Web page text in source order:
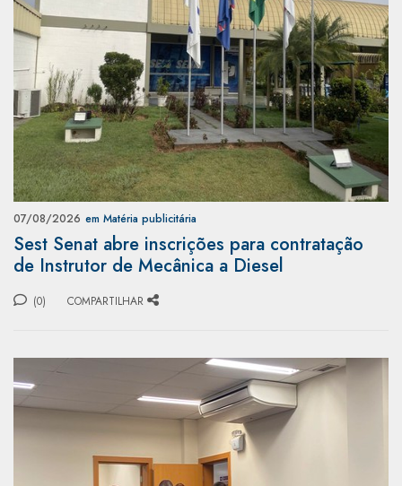
07/08/2026 em Matéria publicitária
Sest Senat abre inscrições para contratação
de Instrutor de Mecânica a Diesel
(0) COMPARTILHAR